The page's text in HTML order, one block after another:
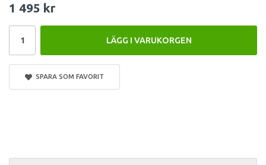
1 495 kr
LÄGG I VARUKORGEN
SPARA SOM FAVORIT